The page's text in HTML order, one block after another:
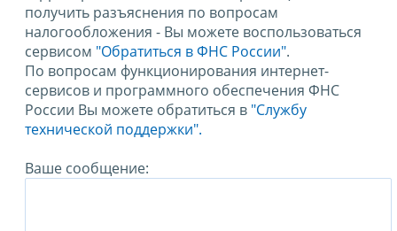
получить разъяснения по вопросам
налогообложения - Вы можете воспользоваться
сервисом "Обратиться в ФНС России".
По вопросам функционирования интернет-
сервисов и программного обеспечения ФНС
России Вы можете обратиться в "Службу
технической поддержки".
Ваше сообщение: